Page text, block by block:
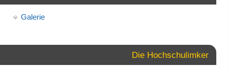
Galerie
Die Hochschulimker